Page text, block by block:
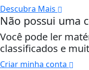
Descubra Mais
Não possui uma
Você pode ler
classificados e
Criar minha conta